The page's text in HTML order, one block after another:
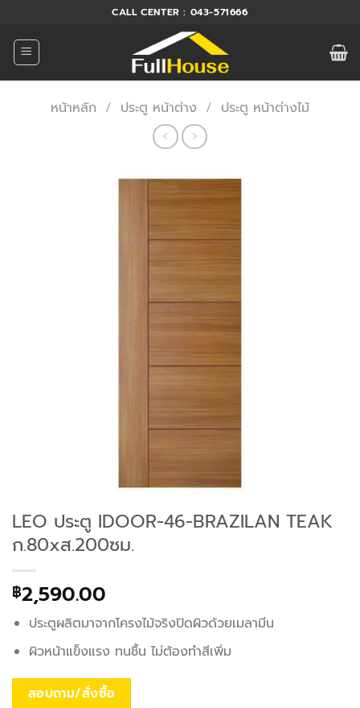
ยัง
เนื้อหา
CALL CENTER : 043-571666
หน้าหลัก / ประตู หน้าต่าง / ประตู หน้าต่างไม้
LEO ประตู IDOOR-46-BRAZILAN TEAK
ก.80xส.200ซม.
฿2,590.00
ประตูผลิตมาจากโครงไม้จริงปิดผิวด้วยเมลามีน
ผิวหน้าแข็งแรง ทนชื้น ไม่ต้องทำสีเพิ่ม
สอบถาม/สั่งซื้อ